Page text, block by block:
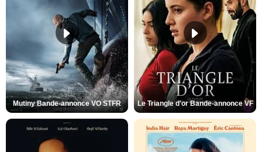
Mutiny Bande-annonce VO STFR Le Triangle d'or Bande-annonce VF